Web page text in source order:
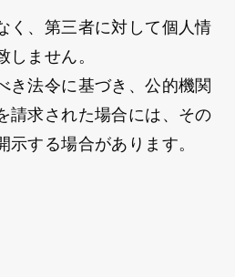
く、第三者に対して個人情
しません。
き法令に基づき、公的機関
請求された場合には、その
する場合があります。